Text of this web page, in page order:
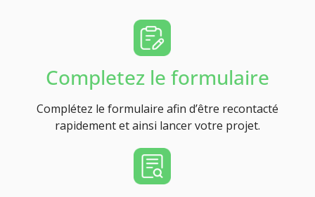
Completez le formulaire
Complétez le formulaire afin d’être recontacté
rapidement et ainsi lancer votre projet.